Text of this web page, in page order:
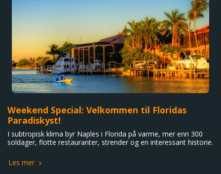
Weekend Special: Velkommen til Floridas
Paradiskyst!
I subtropisk klima byr Naples i Florida på varme, mer enn 300
soldager, flotte restauranter, strender og en interessant historie.
Les mer